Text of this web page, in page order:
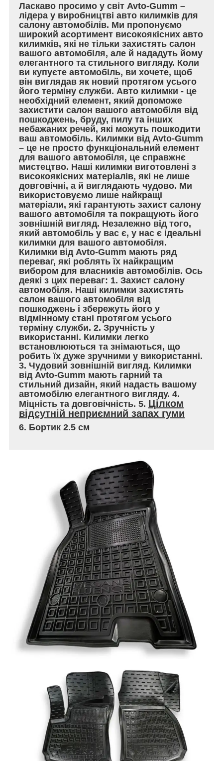
Ласкаво просимо у світ Avto-Gumm –
лідера у виробництві авто килимків для
салону автомобілів. Ми пропонуємо
широкий асортимент високоякісних авто
килимків, які не тільки захистять салон
вашого автомобіля, але й нададуть йому
елегантного та стильного вигляду. Коли
ви купуєте автомобіль, ви хочете, щоб
він виглядав як новий протягом усього
його терміну служби. Авто килимки - це
необхідний елемент, який допоможе
захистити салон вашого автомобіля від
пошкоджень, бруду, пилу та інших
небажаних речей, які можуть пошкодити
ваш автомобіль. Килимки від Avto-Gumm
– це не просто функціональний елемент
для вашого автомобіля, це справжнє
мистецтво. Наші килимки виготовлені з
високоякісних матеріалів, які не лише
довговічні, а й виглядають чудово. Ми
використовуємо лише найкращі
матеріали, які гарантують захист салону
вашого автомобіля та покращують його
зовнішній вигляд. Незалежно від того,
який автомобіль у вас є, у нас є ідеальні
килимки для вашого автомобіля.
Килимки від Avto-Gumm мають ряд
переваг, які роблять їх найкращим
вибором для власників автомобілів. Ось
деякі з цих переваг: 1. Захист салону
автомобіля. Наші килимки захистять
салон вашого автомобіля від
пошкоджень і збережуть його у
відмінному стані протягом усього
терміну служби. 2. Зручність у
використанні. Килимки легко
встановлюються та знімаються, що
робить їх дуже зручними у використанні.
3. Чудовий зовнішній вигляд. Килимки
від Avto-Gumm мають гарний та
стильний дизайн, який надасть вашому
автомобілю елегантного вигляду. 4.
Міцність та довговічність. 5. Цілком
відсутній неприємний запах гуми
6. Бортик 2.5 см